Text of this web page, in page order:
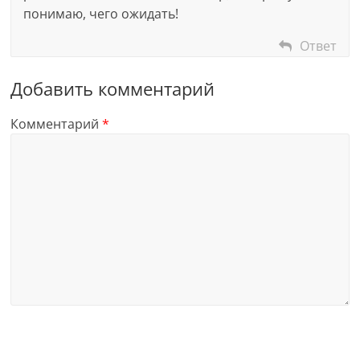
понимаю, чего ожидать!
Ответ
Добавить комментарий
Комментарий*